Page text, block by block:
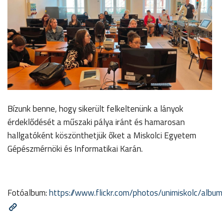
Bízunk benne, hogy sikerült felkeltenünk a lányok
érdeklődését a műszaki pálya iránt és hamarosan
hallgatóként köszönthetjük őket a Miskolci Egyetem
Gépészmérnöki és Informatikai Karán.
Fotóalbum:https://www.flickr.com/photos/unimiskolc/